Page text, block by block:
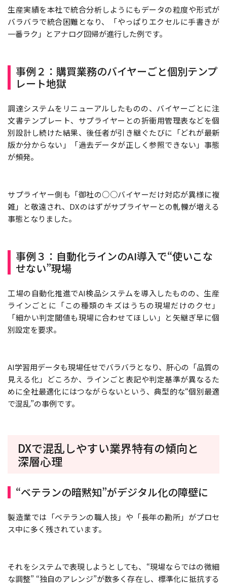
生産実績を本社で統合分析しようにもデータの粒度や形式が
バラバラで統合困難となり、「やっぱりエクセルに手書きが
一番ラク」とアナログ回帰が進行した例です。
事例２：購買業務のバイヤーごと個別テンプ
レート地獄
調達システムをリニューアルしたものの、バイヤーごとに注
文書テンプレート、サプライヤーとの折衝用管理表などを個
別設計し続けた結果、後任者が引き継ぐたびに「どれが最新
版か分からない」「過去データが正しく参照できない」事態
が頻発。
サプライヤー側も「御社の○○バイヤーだけ対応が異様に複
雑」と敬遠され、DXのはずがサプライヤーとの軋轢が増える
事態となりました。
事例３：自動化ラインのAI導入で“使いこな
せない”現場
工場の自動化推進でAI検品システムを導入したものの、生産
ラインごとに「この種類のキズはうちの現場だけのクセ」
「細かい判定閾値も現場に合わせてほしい」と矢継ぎ早に個
別設定を要求。
AI学習用データも現場任せでバラバラとなり、肝心の「品質の
見える化」どころか、ラインごと表記や判定基準が異なるた
めに全社最適化にはつながらないという、典型的な“個別最適
で混乱”の事例です。
DXで混乱しやすい業界特有の傾向と
深層心理
“ベテランの暗黙知”がデジタル化の障壁に
製造業では「ベテランの職人技」や「長年の勘所」がプロセ
ス中に多く残されています。
それをシステムで表現しようとしても、“現場ならではの微細
な調整” “独自のアレンジ”が数多く存在し、標準化に抵抗する